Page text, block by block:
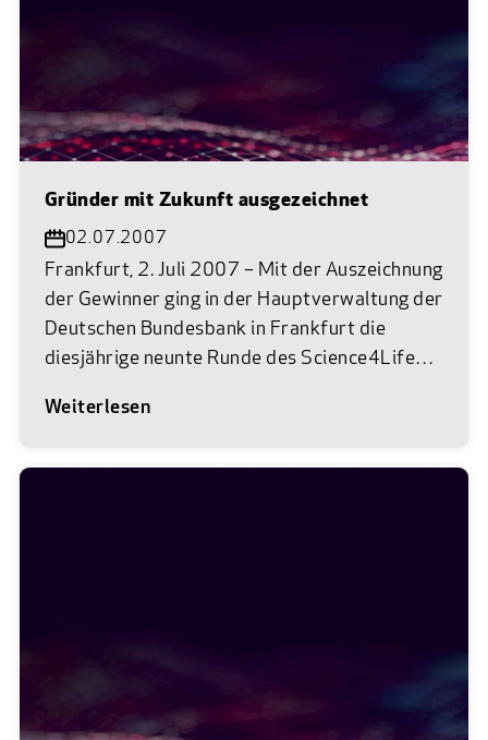
Gründer mit Zukunft ausgezeichnet
02.07.2007
Frankfurt, 2. Juli 2007 – Mit der Auszeichnung
der Gewinner ging in der Hauptverwaltung der
Deutschen Bundesbank in Frankfurt die
diesjährige neunte Runde des Science4Life
branchenspezifischen
den Branchen Life Sciences und Chemie. Erst
wenige Stunden zuvor hatten die frisch
Weiterlesen